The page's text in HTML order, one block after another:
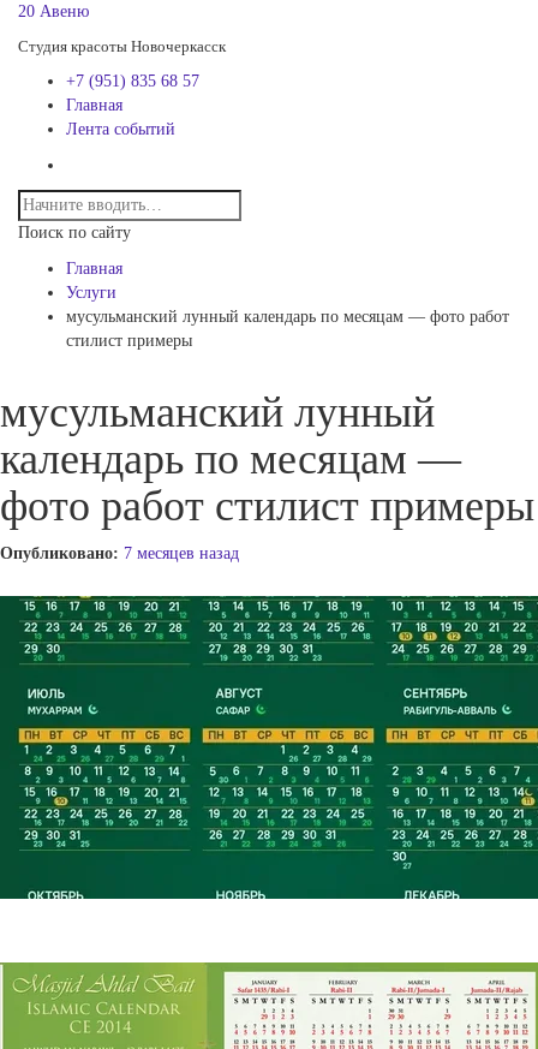
20 Авеню
Студия красоты Новочеркасск
+7 (951) 835 68 57
Главная
Лента событий
Поиск по сайту
Главная
Услуги
мусульманский лунный календарь по месяцам — фото работ
стилист примеры
мусульманский лунный
календарь по месяцам —
фото работ стилист примеры
Опубликовано: 7 месяцев назад